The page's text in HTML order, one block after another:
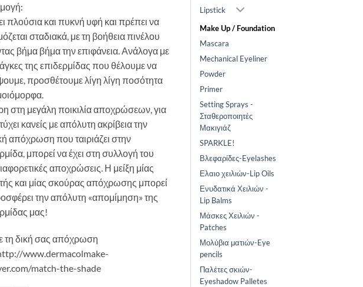
πλούσια και πυκνή υφή και πρέπει να
σταδιακά, με τη βοήθεια πινέλου
βήμα βήμα την επιφάνεια. Ανάλογα με
της επιδερμίδας που θέλουμε να
προσθέτουμε λίγη λίγη ποσότητα
στη μεγάλη ποικιλία αποχρώσεων, για
κανείς με απόλυτη ακρίβεια την
απόχρωση που ταιριάζει στην
μπορεί να έχει στη συλλογή του
αποχρώσεις. Η μείξη μίας
και μίας σκούρας απόχρωσης μπορεί
την απόλυτη «απομίμηση» της
μας!
τη δική σας απόχρωση
www.dermacolmake-
match-the-shade
Lipstick
Make Up / Foundation
Mascara
Mechanical Eyeliner
Powder
Primer
Setting Sprays -
Σταθεροποιητές
Μακιγιάζ
SPARKLE!
Βλεφαρίδες-Eyelashes
Ελαιο χειλιών-Lip Oils
Ενυδατικά Χειλιών -
Lip Balms
Μάσκες Χειλιών -
Patches
Μολύβια ματιών-Eye
pencils
Παλέτες σκιών-
Eyeshadow Palletes